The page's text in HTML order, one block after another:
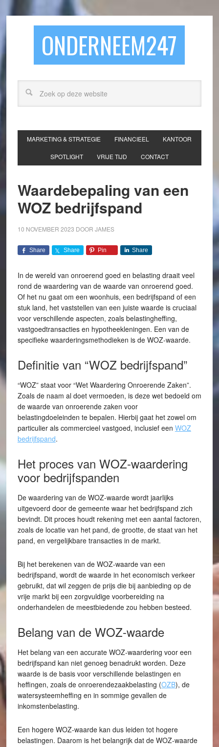
ONDERNEEM247
MARKETING & STRATEGIE FINANCIEEL KANTOOR
SPOTLIGHT VRIJE TIJD CONTACT
Waardebepaling van een
WOZ bedrijfspand
10 NOVEMBER 2023 DOOR JAMES
Share Share Pin Share
In de wereld van onroerend goed en belasting draait veel
rond de waardering van de waarde van onroerend goed.
Of het nu gaat om een woonhuis, een bedrijfspand of een
stuk land, het vaststellen van een juiste waarde is cruciaal
voor verschillende aspecten, zoals belastingheffing,
vastgoedtransacties en hypotheekleningen. Een van de
specifieke waarderingsmethodieken is de WOZ-waarde.
Definitie van “WOZ bedrijfspand”
“WOZ” staat voor “Wet Waardering Onroerende Zaken”.
Zoals de naam al doet vermoeden, is deze wet bedoeld om
de waarde van onroerende zaken voor
belastingdoeleinden te bepalen. Hierbij gaat het zowel om
particulier als commercieel vastgoed, inclusief een WOZ
bedrijfspand.
Het proces van WOZ-waardering
voor bedrijfspanden
De waardering van de WOZ-waarde wordt jaarlijks
uitgevoerd door de gemeente waar het bedrijfspand zich
bevindt. Dit proces houdt rekening met een aantal factoren,
zoals de locatie van het pand, de grootte, de staat van het
pand, en vergelijkbare transacties in de markt.
Bij het berekenen van de WOZ-waarde van een
bedrijfspand, wordt de waarde in het economisch verkeer
gebruikt, dat wil zeggen de prijs die bij aanbieding op de
vrije markt bij een zorgvuldige voorbereiding na
onderhandelen de meestbiedende zou hebben besteed.
Belang van de WOZ-waarde
Het belang van een accurate WOZ-waardering voor een
bedrijfspand kan niet genoeg benadrukt worden. Deze
waarde is de basis voor verschillende belastingen en
heffingen, zoals de onroerendezaakbelasting (OZB), de
watersysteemheffing en in sommige gevallen de
inkomstenbelasting.
Een hogere WOZ-waarde kan dus leiden tot hogere
belastingen. Daarom is het belangrijk dat de WOZ-waarde